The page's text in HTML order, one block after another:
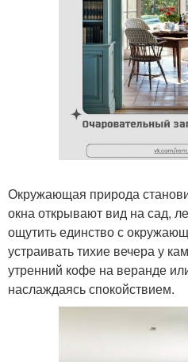
Окружающая природа
окна открывают вид на сад,
ощутить единство с
устраивать тихие вечера у
утренний кофе на веранде
наслаждаясь спокойствием.